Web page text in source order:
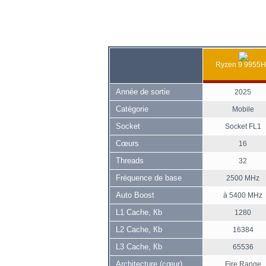
Ryzen 9
Année de sortie 2025
Catégorie Mobile
Socket Socket FL1
Cœurs 16
Threads 32
Fréquence de base 2500 MHz
Auto Boost à 5400 MHz
L1 Cache, Кb 1280
L2 Cache, Кb 16384
L3 Cache, Кb 65536
Architecture (cœur) Fire Range